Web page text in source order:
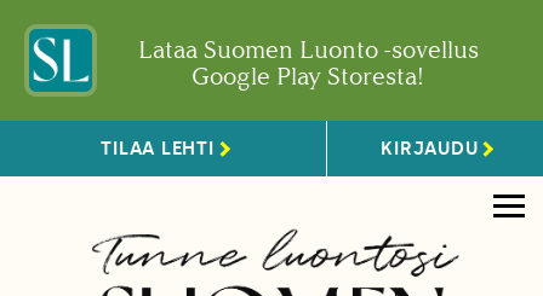
Lataa Suomen Luonto -sovellus
Google Play Storesta!
TILAA LEHTI KIRJAUDU